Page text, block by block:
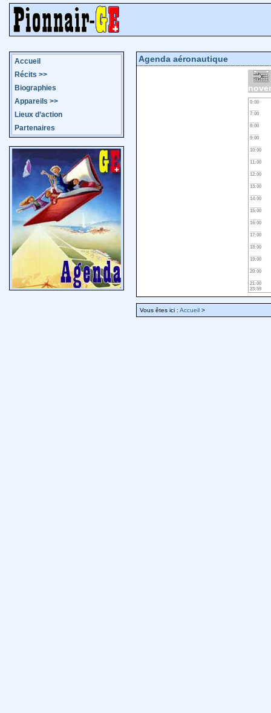
Accueil
Récits >>
Biographies
Appareils >>
Lieux d’action
Partenaires
Agenda aéronautique
0:00
7:00
8:00
9:00
10:00
11:00
12:00
13:00
14:00
15:00
16:00
17:00
18:00
19:00
20:00
21:00
23:59
Vous êtes ici : Accueil >